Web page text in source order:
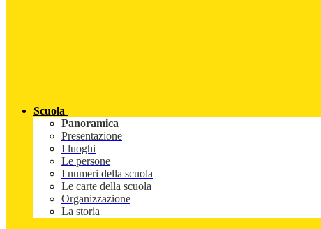
Scuola
Panoramica
Presentazione
I luoghi
Le persone
I numeri della scuola
Le carte della scuola
Organizzazione
La storia